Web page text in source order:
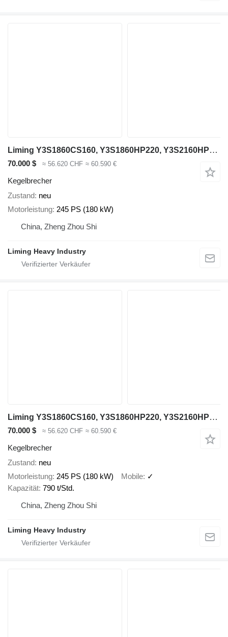
Liming Y3S1860CS160, Y3S1860HP220, Y3S2160HP220
70.000 $ ≈ 56.620 CHF ≈ 60.590 €
Kegelbrecher
Zustand neu
Motorleistung 245 PS (180 kW)
China, Zheng Zhou Shi
Liming Heavy Industry
Liming Y3S1860CS160, Y3S1860HP220, Y3S2160HP220
70.000 $ ≈ 56.620 CHF ≈ 60.590 €
Kegelbrecher
Zustand neu
Motorleistung 245 PS (180 kW) Mobile ✓
Kapazität 790 t/Std.
China, Zheng Zhou Shi
Liming Heavy Industry